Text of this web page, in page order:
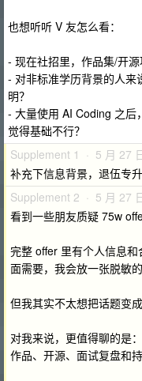
也想听听 V 友怎么看：
- 现在社招里，作品集/开源
- 对非标准学历背景的人来
明？
- 大量使用 AI Coding 之后
觉得基础不行？
Supplement 1 · 5 月 27
补充下信息背景，退伍专
Supplement 2 · 5 月 27
看到一些朋友质疑 75w
完整 offer 里有个人信息
面需要，我会放一张脱敏的
但我其实不太想把话题变
对我来说，更值得聊的是
作品、开源、面试复盘和